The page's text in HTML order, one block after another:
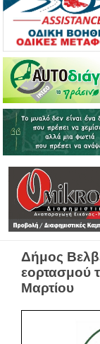
Δήμος
εορτασμού
Μαρτίου